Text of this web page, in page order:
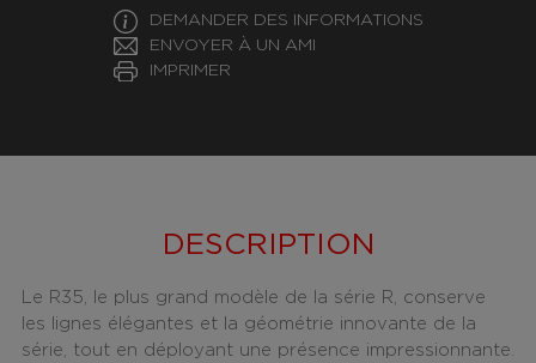
DEMANDER DES INFORMATIONS
ENVOYER À UN AMI
IMPRIMER
DESCRIPTION
Le R35, le plus grand modèle de la série R, conserve
les lignes élégantes et la géométrie innovante de la
série, tout en déployant une présence impressionnante.